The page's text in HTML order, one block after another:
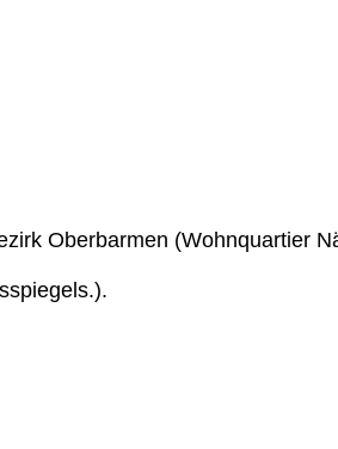
Oberbarmen (Wohnquartier